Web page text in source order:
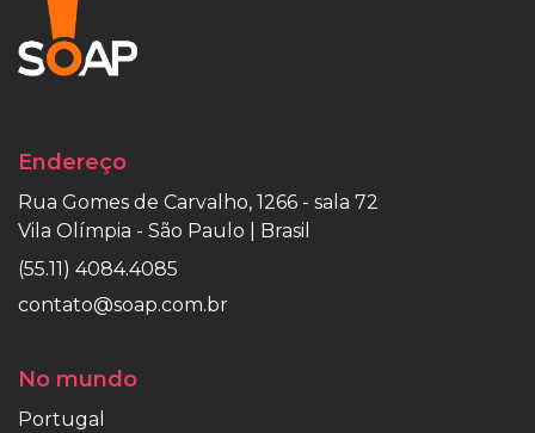
Endereço
Rua Gomes de Carvalho, 1266 - sala 72
Vila Olímpia - São Paulo | Brasil
(55.11) 4084.4085
contato@soap.com.br
No mundo
Portugal